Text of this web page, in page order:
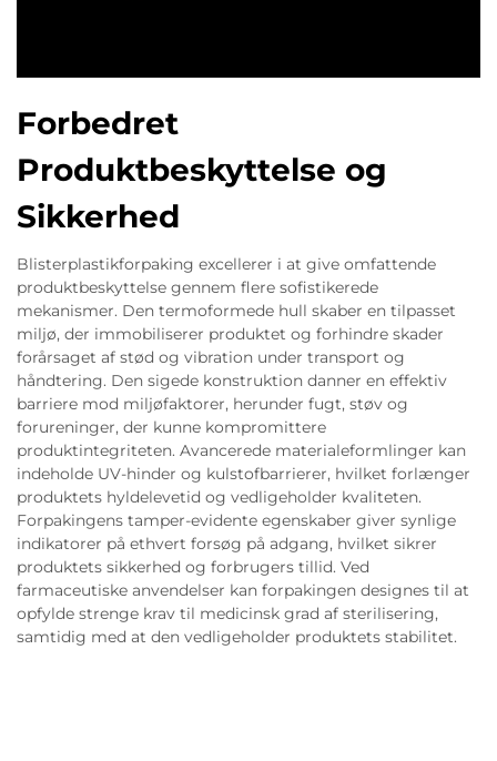
Forbedret
Produktbeskyttelse og
Sikkerhed
Blisterplastikforpaking excellerer i at give omfattende
produktbeskyttelse gennem flere sofistikerede
mekanismer. Den termoformede hull skaber en tilpasset
miljø, der immobiliserer produktet og forhindre skader
forårsaget af stød og vibration under transport og
håndtering. Den sigede konstruktion danner en effektiv
barriere mod miljøfaktorer, herunder fugt, støv og
forureninger, der kunne kompromittere
produktintegriteten. Avancerede materialeformlinger kan
indeholde UV-hinder og kulstofbarrierer, hvilket forlænger
produktets hyldelevetid og vedligeholder kvaliteten.
Forpakingens tamper-evidente egenskaber giver synlige
indikatorer på ethvert forsøg på adgang, hvilket sikrer
produktets sikkerhed og forbrugers tillid. Ved
farmaceutiske anvendelser kan forpakingen designes til at
opfylde strenge krav til medicinsk grad af sterilisering,
samtidig med at den vedligeholder produktets stabilitet.